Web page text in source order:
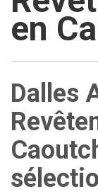
en
Dalles